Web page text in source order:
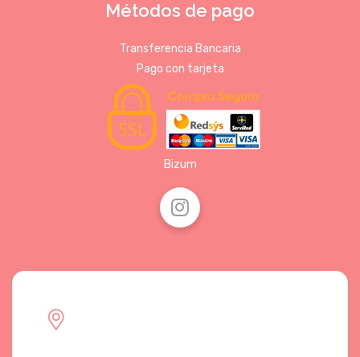
Métodos de pago
Transferencia Bancaria
Pago con tarjeta
Bizum